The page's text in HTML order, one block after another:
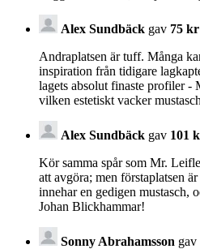
Alex Sundbäck gav 75 kr
Andraplatsen är tuff. Många
inspiration från tidigare
lagets absolut finaste profiler
vilken estetiskt vacker
Alex Sundbäck gav 101
Kör samma spår som Mr.
att avgöra; men förstaplatsen
innehar en gedigen mustasch,
Johan Blickhammar!
Sonny Abrahamsson gav